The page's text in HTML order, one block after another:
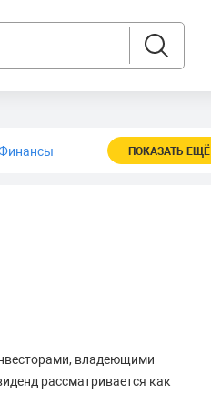
ПОКАЗАТЬ ЕЩЁ
владеющими
рассматривается как